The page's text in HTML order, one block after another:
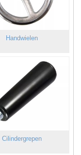
Handwielen
Cilindergrepen